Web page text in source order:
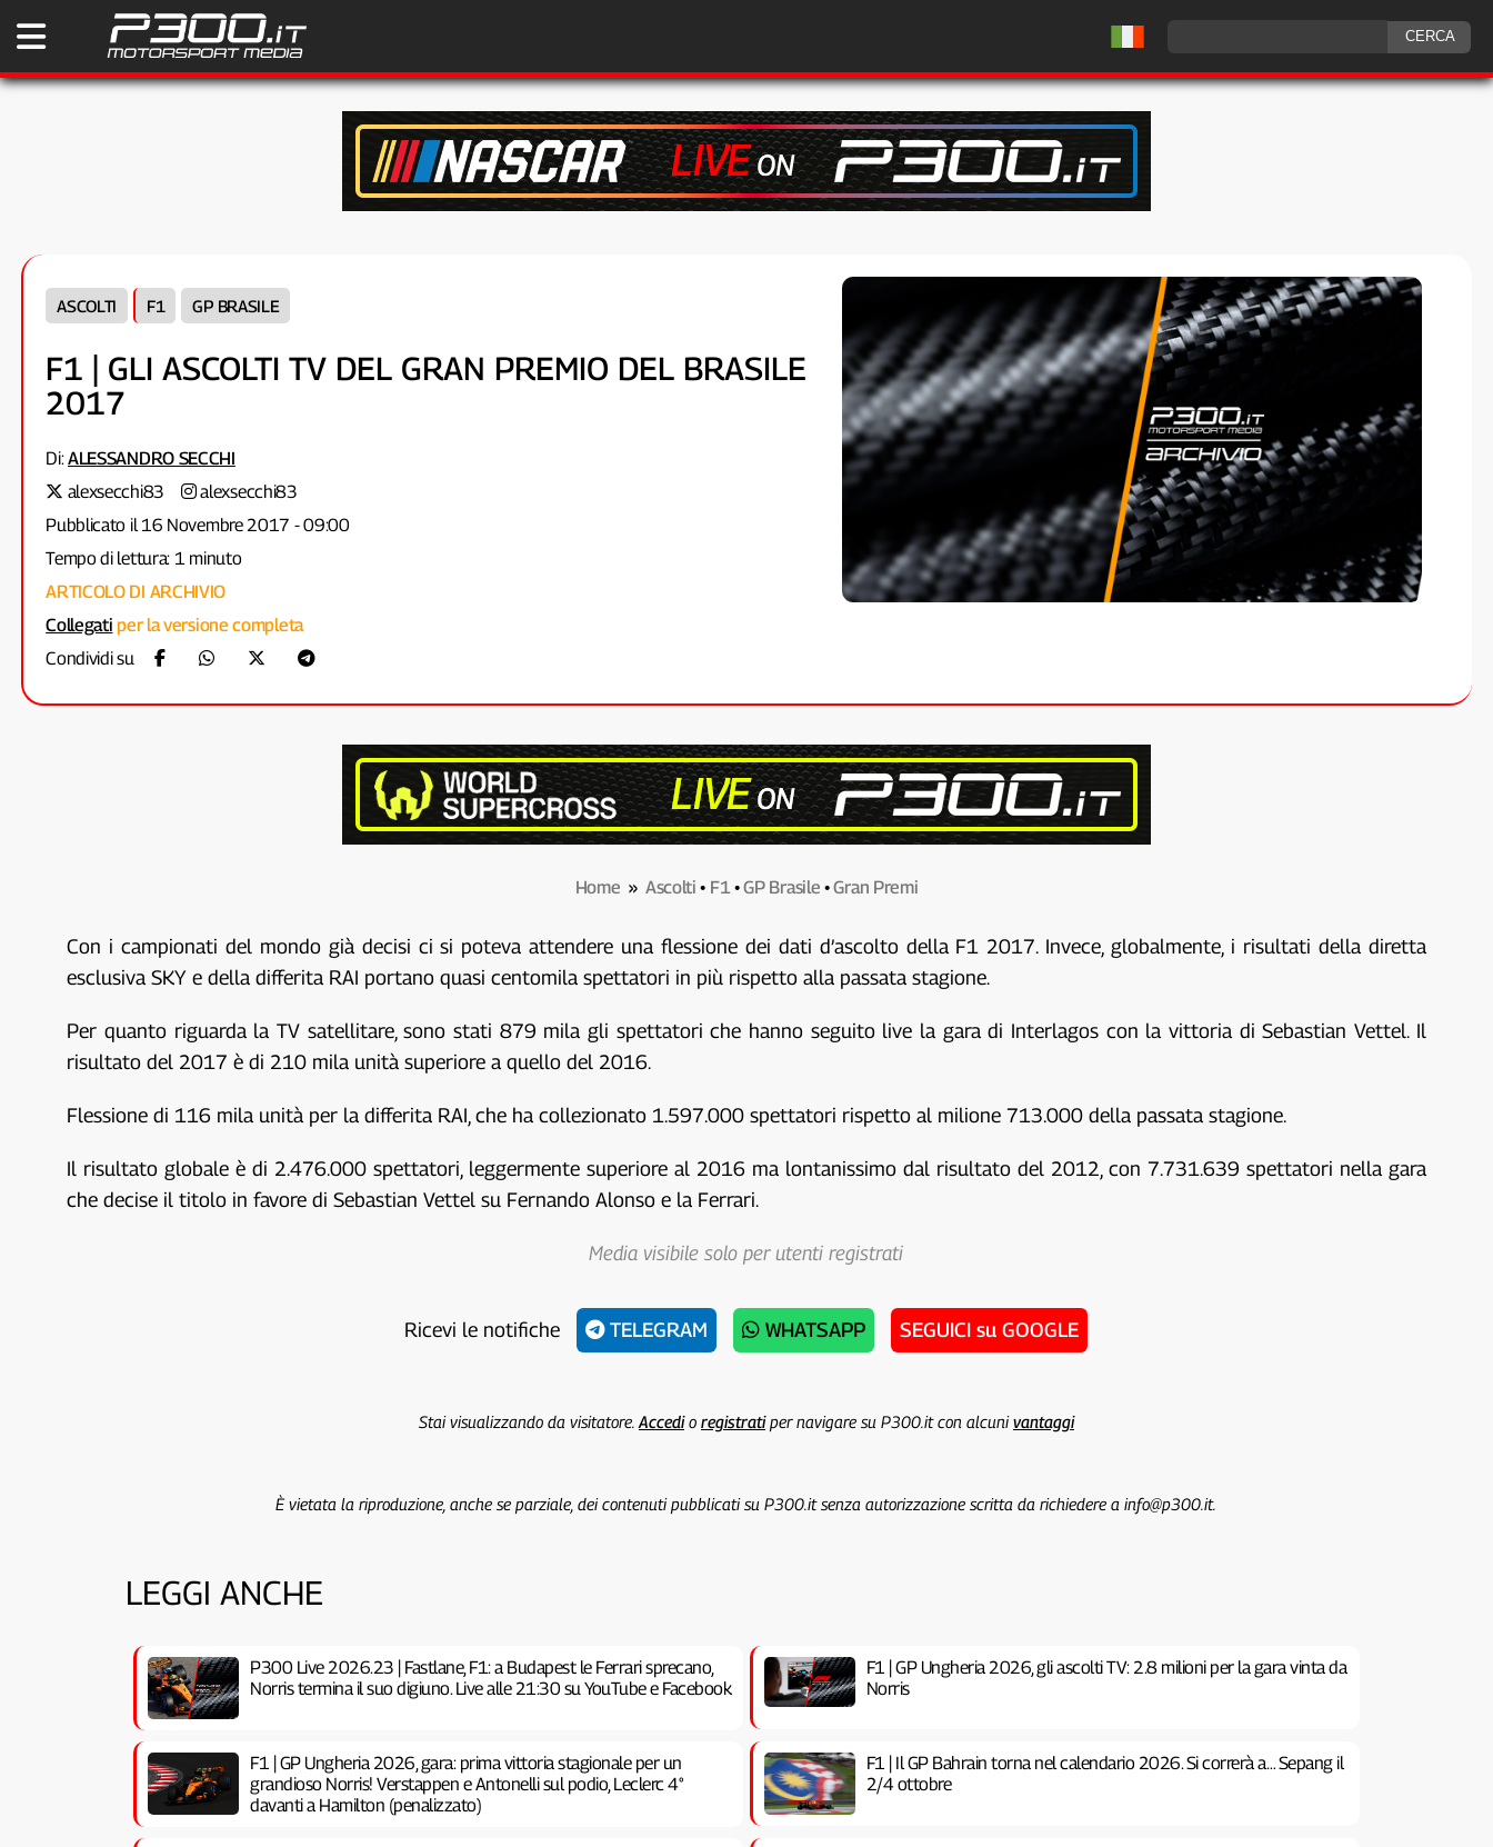
ASCOLTI F1 GP BRASILE
F1 | GLI ASCOLTI TV DEL GRAN PREMIO DEL BRASILE
2017
Di:ALESSANDRO SECCHI
alexsecchi83
alexsecchi83
Pubblicato il 16 Novembre 2017 - 09:00
Tempo di lettura: 1 minuto
ARTICOLO DI ARCHIVIO
Collegati per la versione completa
Condividi su
Home » Ascolti • F1•GP Brasile •Gran Premi
Con i campionati del mondo già decisi ci si poteva attendere una flessione dei dati d’ascolto della F1 2017. Invece, globalmente, i risultati della diretta
esclusiva SKY e della differita RAI portano quasi centomila spettatori in più rispetto alla passata stagione.
Per quanto riguarda la TV satellitare, sono stati 879 mila gli spettatori che hanno seguito live la gara di Interlagos con la vittoria di Sebastian Vettel. Il
risultato del 2017 è di 210 mila unità superiore a quello del 2016.
Flessione di 116 mila unità per la differita RAI, che ha collezionato 1.597.000 spettatori rispetto al milione 713.000 della passata stagione.
Il risultato globale è di 2.476.000 spettatori, leggermente superiore al 2016 ma lontanissimo dal risultato del 2012, con 7.731.639 spettatori nella gara
che decise il titolo in favore di Sebastian Vettel su Fernando Alonso e la Ferrari.
Media visibile solo per utenti registrati
Ricevi le notifiche TELEGRAM WHATSAPP SEGUICI su GOOGLE
Stai visualizzando da visitatore. Accedio registratiper navigare su P300.it con alcunivantaggi
È vietata la riproduzione, anche se parziale, dei contenuti pubblicati su P300.it senza autorizzazione scritta da richiedere a info@p300.it.
LEGGI ANCHE
P300 Live 2026.23 | Fastlane, F1: a Budapest le Ferrari sprecano,
Norris termina il suo digiuno. Live alle 21:30 su YouTube e Facebook
F1 | GP Ungheria 2026, gli ascolti TV: 2.8 milioni per la gara vinta da
Norris
F1 | GP Ungheria 2026, gara: prima vittoria stagionale per un
grandioso Norris! Verstappen e Antonelli sul podio, Leclerc 4°
davanti a Hamilton (penalizzato)
F1 | Il GP Bahrain torna nel calendario 2026. Si correrà a… Sepang il
2/4 ottobre